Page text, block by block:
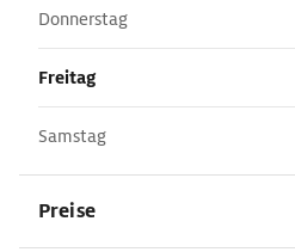
Donnerstag
Freitag
Samstag
Preise